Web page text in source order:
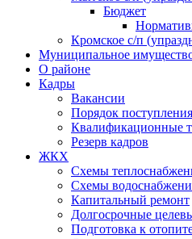
Бюджет
Кромское с/п
Муниципальное
О районе
Кадры
Вакансии
Порядок
Квалификационные
Резерв кадров
ЖКХ
Схемы
Схемы
Капитальный ремонт
Долгосрочные
Подготовка к